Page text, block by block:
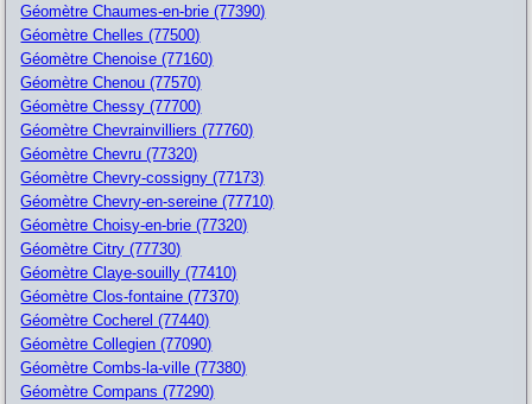
Géomètre Chaumes-en-brie (77390)
Géomètre Chelles (77500)
Géomètre Chenoise (77160)
Géomètre Chenou (77570)
Géomètre Chessy (77700)
Géomètre Chevrainvilliers (77760)
Géomètre Chevru (77320)
Géomètre Chevry-cossigny (77173)
Géomètre Chevry-en-sereine (77710)
Géomètre Choisy-en-brie (77320)
Géomètre Citry (77730)
Géomètre Claye-souilly (77410)
Géomètre Clos-fontaine (77370)
Géomètre Cocherel (77440)
Géomètre Collegien (77090)
Géomètre Combs-la-ville (77380)
Géomètre Compans (77290)